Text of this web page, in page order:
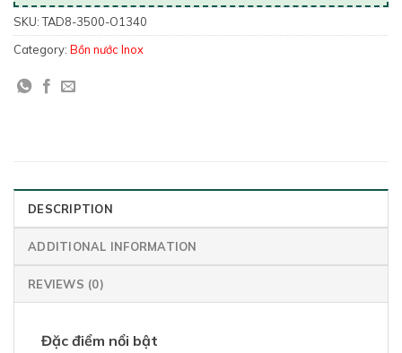
SKU:TAD8-3500-O1340
Category: Bồn nước Inox
DESCRIPTION
ADDITIONAL INFORMATION
REVIEWS (0)
Đặc điểm nổi bật